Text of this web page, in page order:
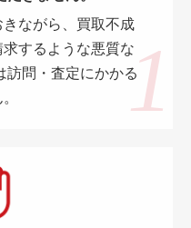
きながら、買取不成
するような悪質な
訪問・査定にかかる